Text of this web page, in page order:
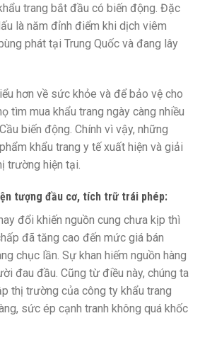
trang bắt đầu có biến động. Đặc
là năm đỉnh điểm khi dịch viêm
phát tại Trung Quốc và đang lây
hơn về sức khỏe và để bảo vệ cho
tìm mua khẩu trang ngày càng nhiều
biến động. Chính vì vậy, những
khẩu trang y tế xuất hiện và giải
trường hiện tại.
tượng đầu cơ, tích trữ trái phép:
đổi khiến nguồn cung chưa kịp thì
đã tăng cao đến mức giá bán
chục lần. Sự khan hiếm nguồn hàng
đau đầu. Cũng từ điều này, chúng ta
thị trường của công ty khẩu trang
sức ép cạnh tranh không quá khốc